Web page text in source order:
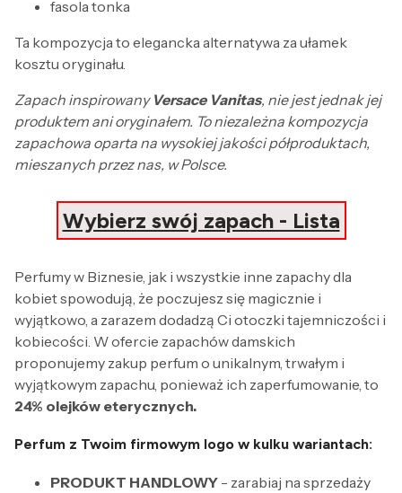
fasola tonka
Ta kompozycja to elegancka alternatywa za ułamek
kosztu oryginału.
Zapach inspirowany Versace Vanitas, nie jest jednak jej
produktem ani oryginałem. To niezależna kompozycja
zapachowa oparta na wysokiej jakości półproduktach,
mieszanych przez nas, w Polsce.
Wybierz swój zapach - Lista
Perfumy w Biznesie, jak i wszystkie inne zapachy dla
kobiet spowodują, że poczujesz się magicznie i
wyjątkowo, a zarazem dodadzą Ci otoczki tajemniczości i
kobiecości. W ofercie zapachów damskich
proponujemy zakup perfum o unikalnym, trwałym i
wyjątkowym zapachu, ponieważ ich zaperfumowanie, to
24% olejków eterycznych.
Perfum z Twoim firmowym logo w kulku wariantach:
PRODUKT HANDLOWY - zarabiaj na sprzedaży